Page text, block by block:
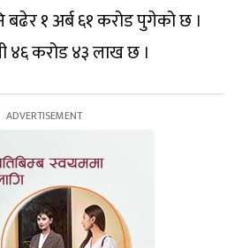
बढेर १ अर्ब ६१ करोड पुगेको छ ।
४६ करोड ४३ लाख छ ।